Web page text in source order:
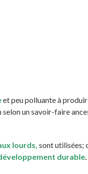
et peu polluante à
un savoir-faire
lourds, sont utilisées;
durable.